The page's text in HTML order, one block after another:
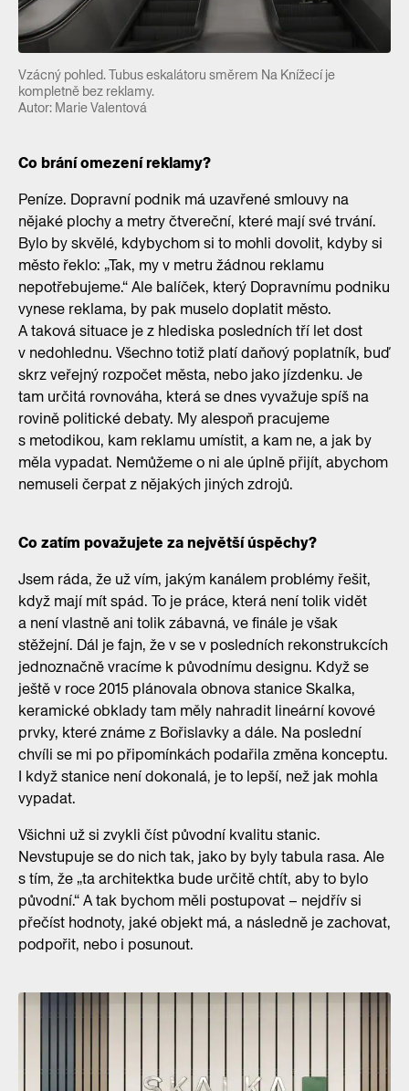
Vzácný pohled. Tubus eskalátoru směrem Na Knížecí je
kompletně bez reklamy.
Autor: Marie Valentová
Co brání omezení reklamy?
Peníze. Dopravní podnik má uzavřené smlouvy na
nějaké plochy a metry čtvereční, které mají své trvání.
Bylo by skvělé, kdybychom si to mohli dovolit, kdyby si
město řeklo: „Tak, my v metru žádnou reklamu
nepotřebujeme.“ Ale balíček, který Dopravnímu podniku
vynese reklama, by pak muselo doplatit město.
A taková situace je z hlediska posledních tří let dost
v nedohlednu. Všechno totiž platí daňový poplatník, buď
skrz veřejný rozpočet města, nebo jako jízdenku. Je
tam určitá rovnováha, která se dnes vyvažuje spíš na
rovině politické debaty. My alespoň pracujeme
s metodikou, kam reklamu umístit, a kam ne, a jak by
měla vypadat. Nemůžeme o ni ale úplně přijít, abychom
nemuseli čerpat z nějakých jiných zdrojů.
Co zatím považujete za největší úspěchy?
Jsem ráda, že už vím, jakým kanálem problémy řešit,
když mají mít spád. To je práce, která není tolik vidět
a není vlastně ani tolik zábavná, ve finále je však
stěžejní. Dál je fajn, že v se v posledních rekonstrukcích
jednoznačně vracíme k původnímu designu. Když se
ještě v roce 2015 plánovala obnova stanice Skalka,
keramické obklady tam měly nahradit lineární kovové
prvky, které známe z Bořislavky a dále. Na poslední
chvíli se mi po připomínkách podařila změna konceptu.
I když stanice není dokonalá, je to lepší, než jak mohla
vypadat.
Všichni už si zvykli číst původní kvalitu stanic.
Nevstupuje se do nich tak, jako by byly tabula rasa. Ale
s tím, že „ta architektka bude určitě chtít, aby to bylo
původní.“ A tak bychom měli postupovat – nejdřív si
přečíst hodnoty, jaké objekt má, a následně je zachovat,
podpořit, nebo i posunout.